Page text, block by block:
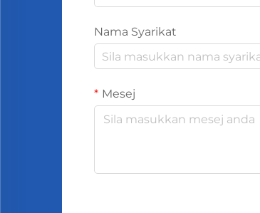
Nama Syarikat
Mesej